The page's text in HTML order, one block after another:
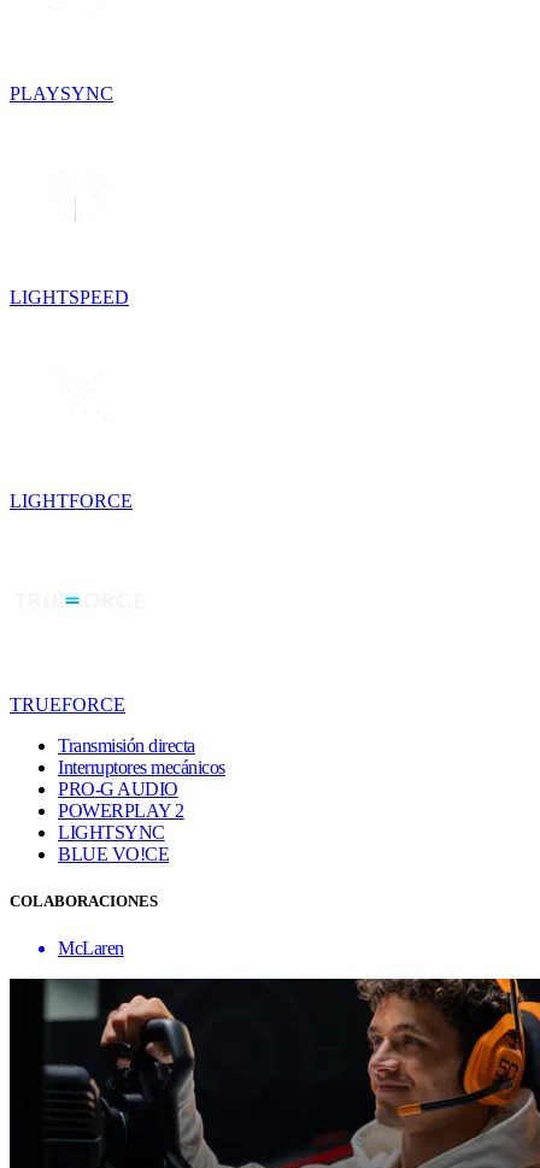
PLAYSYNC
LIGHTSPEED
LIGHTFORCE
TRUEFORCE
Transmisión directa
Interruptores mecánicos
PRO-G AUDIO
POWERPLAY 2
LIGHTSYNC
BLUE VO!CE
COLABORACIONES
McLaren